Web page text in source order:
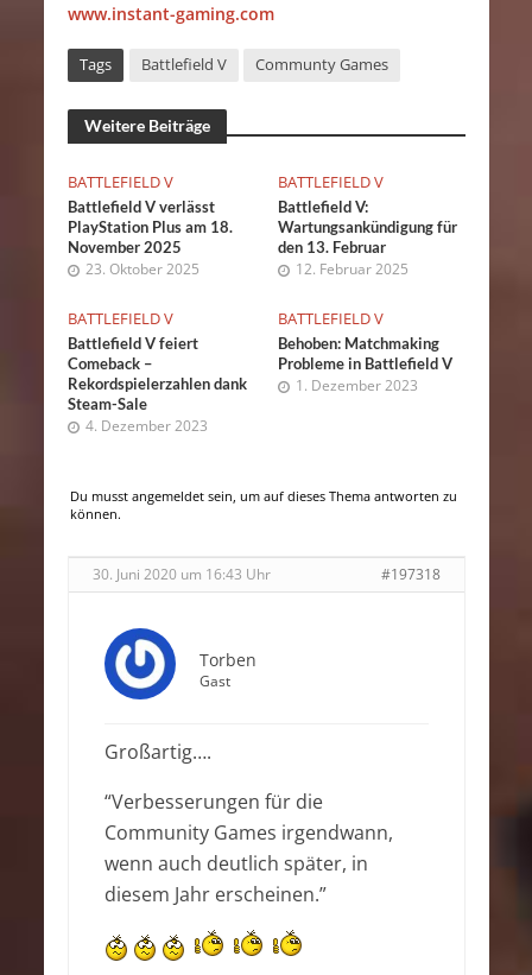
www.instant-gaming.com
Tags Battlefield V Communty Games
Weitere Beiträge
BATTLEFIELD V
Battlefield V verlässt
PlayStation Plus am 18.
November 2025
23. Oktober 2025
BATTLEFIELD V
Battlefield V:
Wartungsankündigung für
den 13. Februar
12. Februar 2025
BATTLEFIELD V
Battlefield V feiert
Comeback –
Rekordspielerzahlen dank
Steam-Sale
4. Dezember 2023
BATTLEFIELD V
Behoben: Matchmaking
Probleme in Battlefield V
1. Dezember 2023
Du musst angemeldet sein, um auf dieses Thema antworten zu
können.
30. Juni 2020 um 16:43 Uhr #197318
Torben
Gast
Großartig….
“Verbesserungen für die
Community Games irgendwann,
wenn auch deutlich später, in
diesem Jahr erscheinen.”